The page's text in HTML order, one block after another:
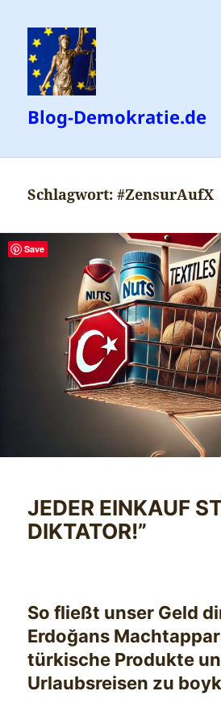
Blog-Demokratie.de
Schlagwort:#ZensurAufX
JEDER EINKAUF
DIKTATOR!”
So fließt unser Geld
Erdoğans
türkische Produkte
Urlaubsreisen zu
Save